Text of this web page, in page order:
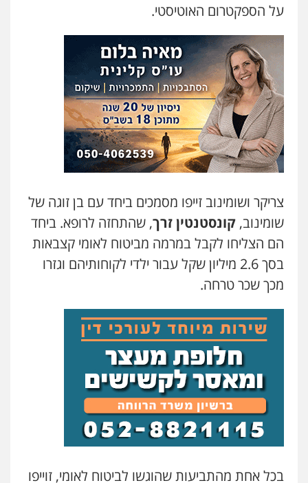
על הספקטרום האוטיסטי.
צריקר ושומינוב זייפו מסמכים ביחד עם בן זוגה של
שומינוב, קונסטנטין זרך, שהתחזה לרופא. ביחד
הם הצליחו לקבל במרמה מביטוח לאומי קצבאות
בסך 2.6 מיליון שקל עבור ילדי לקוחותיהם וגזרו
מכך שכר טרחה.
בכל אחת מהתביעות שהוגשו לביטוח לאומי, זוייפו